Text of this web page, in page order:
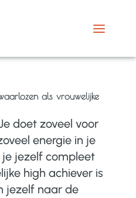
als vrouwelijke
doet zoveel voor
energie in je
jezelf compleet
high achiever is
jezelf naar de